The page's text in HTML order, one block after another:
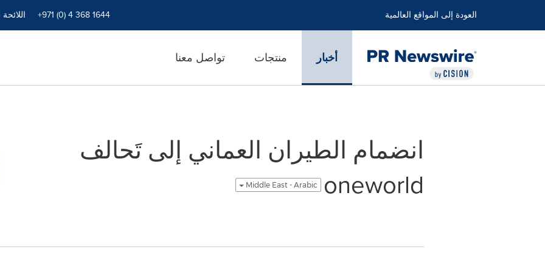
العودة إلى المواقع العالمية +971 (0) 4 368 1644
أخبار منتجات تواصل معنا
انضمام الطيران العماني إلى تَحالف
oneworld
Middle East - Arabic